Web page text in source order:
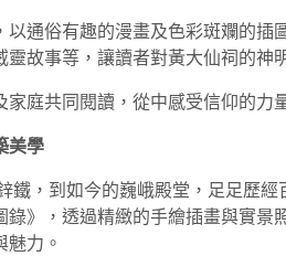
通俗有趣的漫畫及色彩斑斕的插
故事等，讓讀者對黃大仙祠的神
庭共同閱讀，從中感受信仰的力
美學
，到如今的巍峨殿堂，足足歷
》，透過精緻的手繪插畫與實
力。